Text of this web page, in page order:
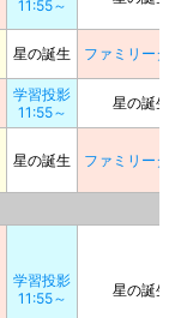
11:55～
星の誕生 ファミリータ
学習投影
11:55～
星の誕生
星の誕生 ファミリータ
学習投影
11:55～
星の誕生